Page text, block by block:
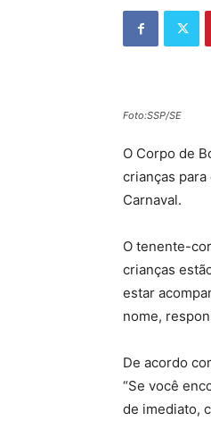
Foto:SSP/SE
O Corpo de
crianças
Carnaval.
O tenente-
crianças
estar
nome,
De acordo
“Se você
de imediato,